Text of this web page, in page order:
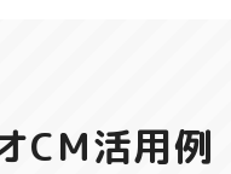
CM活用例